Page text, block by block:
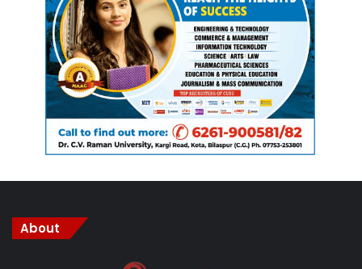
Manish Tiwari
About